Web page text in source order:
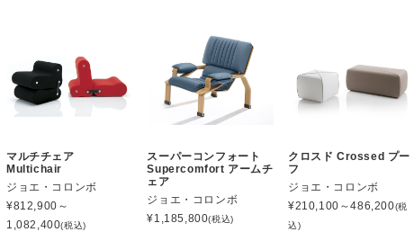
マルチチェア
Multichair
ジョエ・コロンボ
¥812,900～
1,082,400(税込)
スーパーコンフォート
Supercomfort アームチ
ェア
ジョエ・コロンボ
¥1,185,800(税込)
クロスド Crossed プー
フ
ジョエ・コロンボ
¥210,100～486,200(税
込)